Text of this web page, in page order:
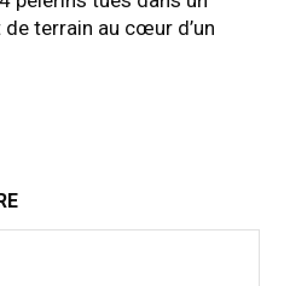
terrain au cœur d’un